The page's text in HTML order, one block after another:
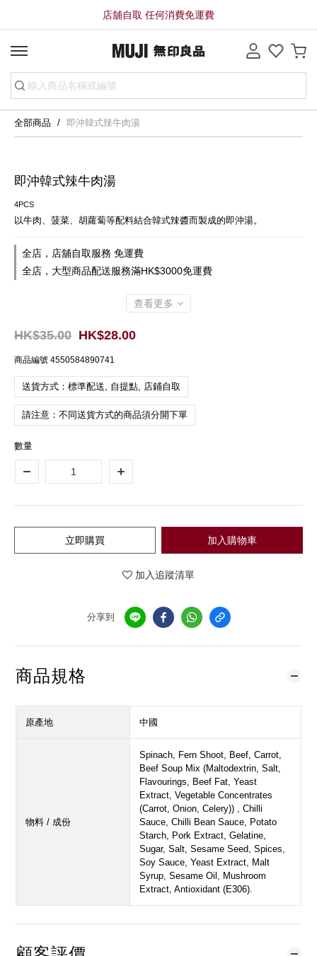
店舖自取 任何消費免運費
全部商品 即沖韓式辣牛肉湯
即沖韓式辣牛肉湯
4PCS
以牛肉、菠菜、胡蘿蔔等配料結合韓式辣醬而製成的即沖湯。
全店，店舖自取服務 免運費
全店，大型商品配送服務滿HK$3000免運費
查看更多
HK$28.00
HK$35.00
商品編號 4550584890741
送貨方式：標準配送, 自提點, 店鋪自取
請注意：不同送貨方式的商品須分開下單
數量
加入購物車
立即購買
加入追蹤清單
分享到
商品規格
原產地 中國
物料 / 成份
Spinach, Fern Shoot, Beef, Carrot,
Beef Soup Mix (Maltodextrin, Salt,
Flavourings, Beef Fat, Yeast
Extract, Vegetable Concentrates
(Carrot, Onion, Celery)) , Chilli
Sauce, Chilli Bean Sauce, Potato
Starch, Pork Extract, Gelatine,
Sugar, Salt, Sesame Seed, Spices,
Soy Sauce, Yeast Extract, Malt
Syrup, Sesame Oil, Mushroom
Extract, Antioxidant (E306).